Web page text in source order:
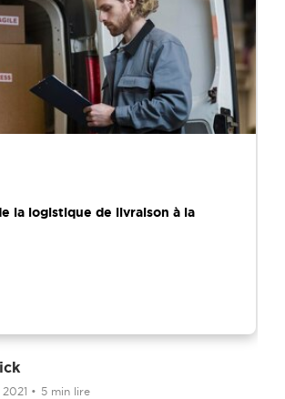
la logistique de livraison à la
• 5 min lire